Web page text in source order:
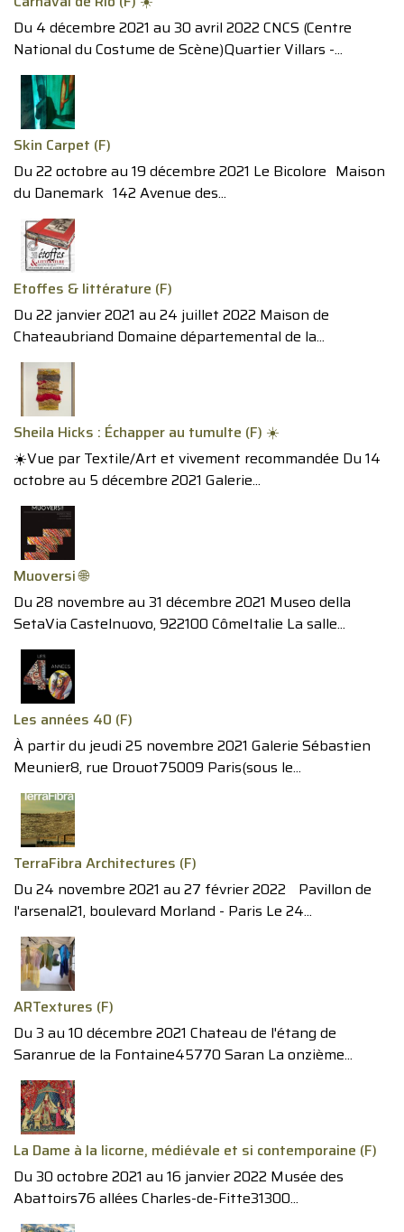
Du 4 décembre 2021 au 30 avril 2022 CNCS (Centre
National du Costume de Scène)Quartier Villars -...
Skin Carpet (F)
Du 22 octobre au 19 décembre 2021 Le Bicolore Maison
du Danemark 142 Avenue des...
Etoffes & littérature (F)
Du 22 janvier 2021 au 24 juillet 2022 Maison de
Chateaubriand Domaine départemental de la...
Sheila Hicks : Échapper au tumulte (F) ☀️
☀️Vue par Textile/Art et vivement recommandée Du 14
octobre au 5 décembre 2021 Galerie...
Muoversi 🌐
Du 28 novembre au 31 décembre 2021 Museo della
SetaVia Castelnuovo, 922100 CômeItalie La salle...
Les années 40 (F)
À partir du jeudi 25 novembre 2021 Galerie Sébastien
Meunier8, rue Drouot75009 Paris(sous le...
TerraFibra Architectures (F)
Du 24 novembre 2021 au 27 février 2022 Pavillon de
l'arsenal21, boulevard Morland - Paris Le 24...
ARTextures (F)
Du 3 au 10 décembre 2021 Chateau de l'étang de
Saranrue de la Fontaine45770 Saran La onzième...
La Dame à la licorne, médiévale et si contemporaine (F)
Du 30 octobre 2021 au 16 janvier 2022 Musée des
Abattoirs76 allées Charles-de-Fitte31300...